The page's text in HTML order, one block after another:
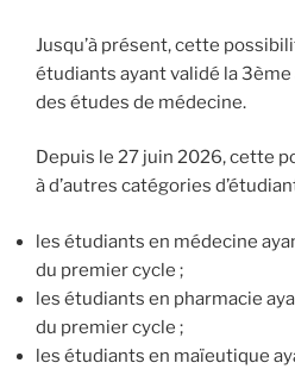
Jusqu’à présent, cette
étudiants ayant validé la
des études de médecine.
Depuis le 27 juin 2026, cette
à d’autres catégories
les étudiants en médecine
du premier cycle ;
les étudiants en pharmacie
du premier cycle ;
les étudiants en maïeutique